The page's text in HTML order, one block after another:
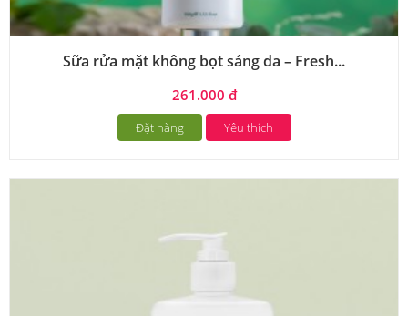
Sữa rửa mặt không bọt sáng da – Fresh...
261.000 đ
Đặt hàng Yêu thích